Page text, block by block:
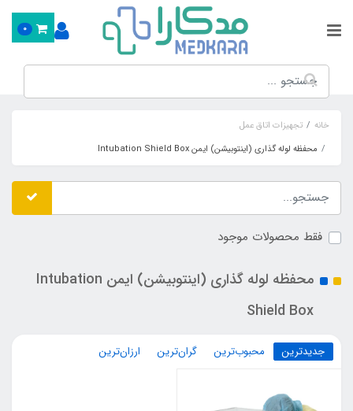
0
خانه
تجهیزات اتاق عمل
محفظه لوله گذاری (اینتوبیشن) ایمن Intubation Shield Box
فقط محصولات موجود
محفظه لوله گذاری (اینتوبیشن) ایمن Intubation
Shield Box
جدیدترین محبوب‌ترین گران‌ترین ارزان‌ترین